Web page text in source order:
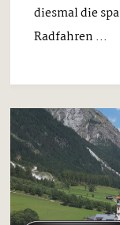
diesmal die
Radfahren ...